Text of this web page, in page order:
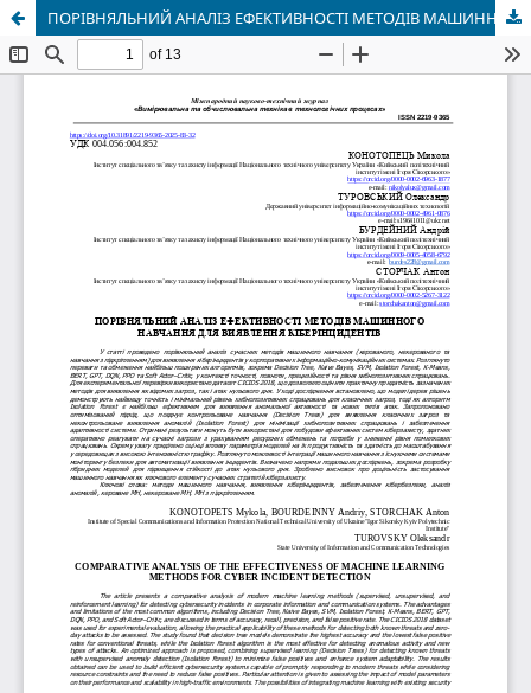
ПОРІВНЯЛЬНИЙ АНАЛІЗ ЕФЕКТИВНОСТІ МЕТОДІВ МАШИННОГО НАВЧАННЯ ДЛЯ ВИЯВЛЕННЯ КІБЕРІНЦИДЕНТІВ